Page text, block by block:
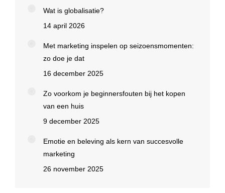
Wat is globalisatie?
14 april 2026
Met marketing inspelen op seizoensmomenten:
zo doe je dat
16 december 2025
Zo voorkom je beginnersfouten bij het kopen
van een huis
9 december 2025
Emotie en beleving als kern van succesvolle
marketing
26 november 2025